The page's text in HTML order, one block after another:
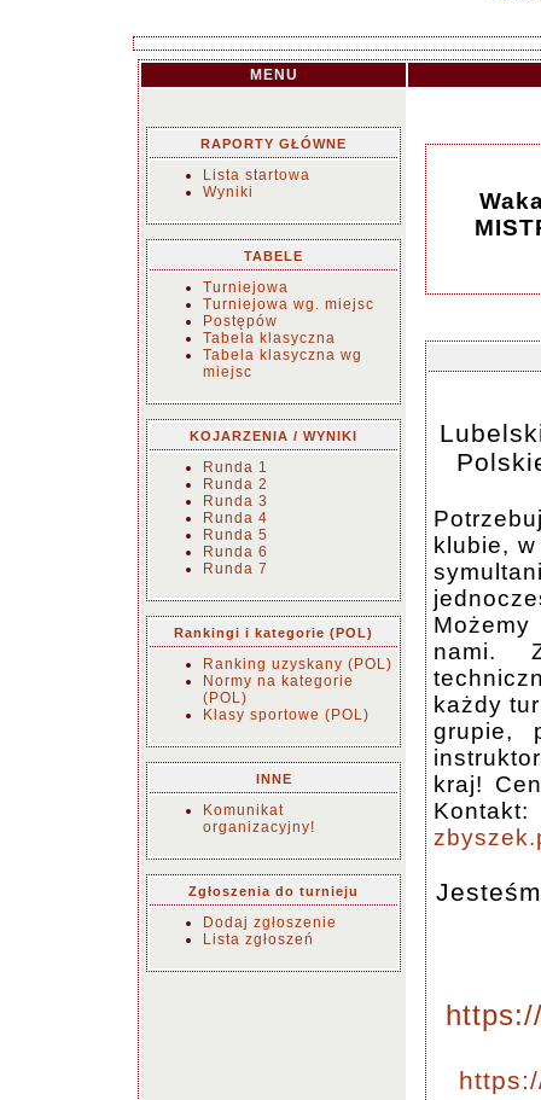
MENU
RAPORTY GŁÓWNE
Lista startowa
Wyniki
TABELE
Turniejowa
Turniejowa wg. miejsc
Postępów
Tabela klasyczna
Tabela klasyczna wg
miejsc
KOJARZENIA / WYNIKI
Runda 1
Runda 2
Runda 3
Runda 4
Runda 5
Runda 6
Runda 7
Rankingi i kategorie (POL)
Ranking uzyskany (POL)
Normy na kategorie
(POL)
Klasy sportowe (POL)
INNE
Komunikat
organizacyjny!
Zgłoszenia do turnieju
Dodaj zgłoszenie
Lista zgłoszeń
klubie,
nami.
każdy
grupie,
kraj!